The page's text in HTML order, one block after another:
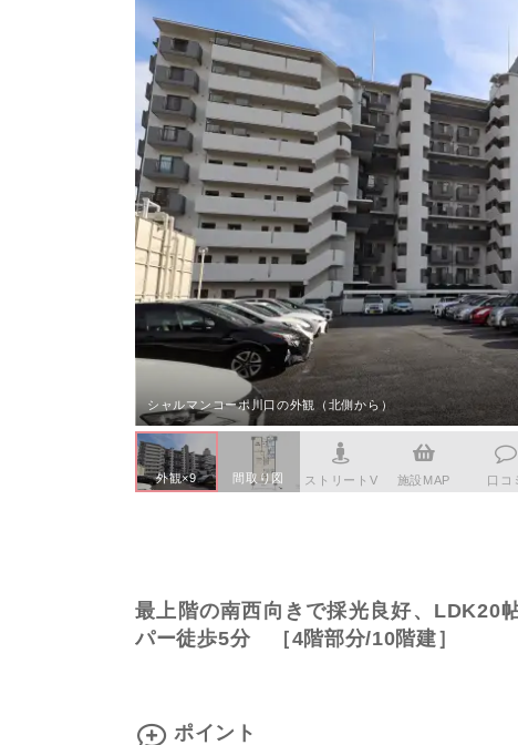
投資用物
新着物
価格変更
設備から
シンプル
建物の
赤羽営業
中野営業
茗荷谷営
赤坂見附
歴史・沿革
組織図
開発分譲実績
本社へのアクセス
採用情報
CSR活動
ウィルのストーリー
会社への問合せ
開発分譲
ファイ
家具事業
賃貸事業
広告代理
コンサル
デジタル
シャルマンコーポ川口の外観（北側から）
外観×9 間取り図 ストリートV 施設MAP 口コ
最上階の南西向きで採光良好、
パー徒歩5分 ［4階部分/10階建］
ポイント